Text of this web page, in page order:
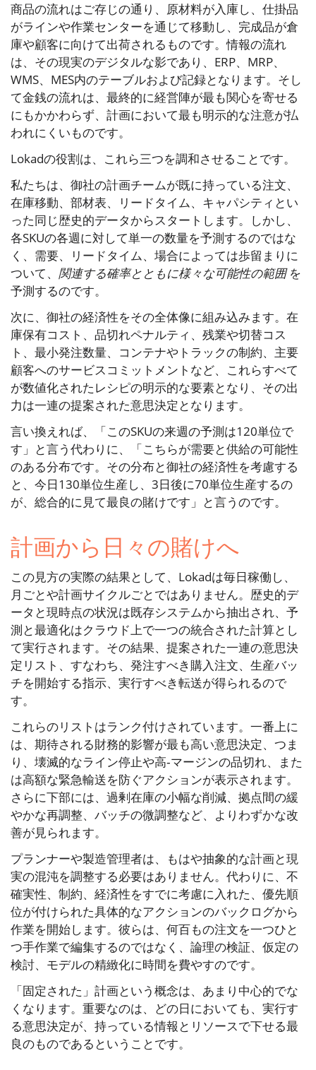
商品の流れはご存じの通り、原材料が入庫し、仕掛品
がラインや作業センターを通じて移動し、完成品が倉
庫や顧客に向けて出荷されるものです。情報の流れ
は、その現実のデジタルな影であり、ERP、MRP、
WMS、MES内のテーブルおよび記録となります。そし
て金銭の流れは、最終的に経営陣が最も関心を寄せる
にもかかわらず、計画において最も明示的な注意が払
われにくいものです。
Lokadの役割は、これら三つを調和させることです。
私たちは、御社の計画チームが既に持っている注文、
在庫移動、部材表、リードタイム、キャパシティとい
った同じ歴史的データからスタートします。しかし、
各SKUの各週に対して単一の数量を予測するのではな
く、需要、リードタイム、場合によっては歩留まりに
ついて、 関連する確率とともに様々な可能性の範囲を
予測するのです。
次に、御社の経済性をその全体像に組み込みます。在
庫保有コスト、品切れペナルティ、残業や切替コス
ト、最小発注数量、コンテナやトラックの制約、主要
顧客へのサービスコミットメントなど、これらすべて
が数値化されたレシピの明示的な要素となり、その出
力は一連の提案された意思決定となります。
言い換えれば、「このSKUの来週の予測は120単位で
す」と言う代わりに、「こちらが需要と供給の可能性
のある分布です。その分布と御社の経済性を考慮する
と、今日130単位生産し、3日後に70単位生産するの
が、総合的に見て最良の賭けです」と言うのです。
計画から日々の賭けへ
この見方の実際の結果として、Lokadは毎日稼働し、
月ごとや計画サイクルごとではありません。歴史的デ
ータと現時点の状況は既存システムから抽出され、予
測と最適化はクラウド上で一つの統合された計算とし
て実行されます。その結果、提案された一連の意思決
定リスト、すなわち、発注すべき購入注文、生産バッ
チを開始する指示、実行すべき転送が得られるので
す。
これらのリストはランク付けされています。一番上に
は、期待される財務的影響が最も高い意思決定、つま
り、壊滅的なライン停止や高‑マージンの品切れ、また
は高額な緊急輸送を防ぐアクションが表示されます。
さらに下部には、過剰在庫の小幅な削減、拠点間の緩
やかな再調整、バッチの微調整など、よりわずかな改
善が見られます。
プランナーや製造管理者は、もはや抽象的な計画と現
実の混沌を調整する必要はありません。代わりに、不
確実性、制約、経済性をすでに考慮に入れた、優先順
位が付けられた具体的なアクションのバックログから
作業を開始します。彼らは、何百もの注文を一つひと
つ手作業で編集するのではなく、論理の検証、仮定の
検討、モデルの精緻化に時間を費やすのです。
「固定された」計画という概念は、あまり中心的でな
くなります。重要なのは、どの日においても、実行す
る意思決定が、持っている情報とリソースで下せる最
良のものであるということです。